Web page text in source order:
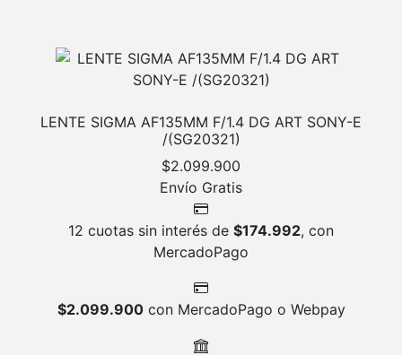
LENTE SIGMA AF135MM F/1.4 DG ART SONY-E
/(SG20321)
$2.099.900
Envío Gratis
12 cuotas sin interés de $174.992, con
MercadoPago
$2.099.900con MercadoPago o Webpay